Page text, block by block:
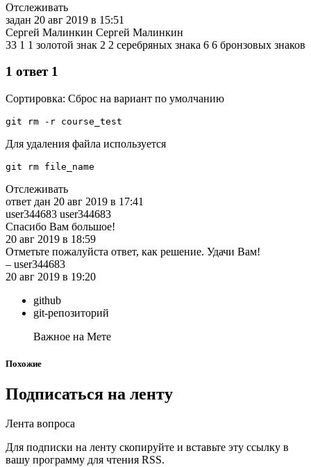
Отслеживать
задан 20 авг 2019 в 15:51
Сергей Малинкин Сергей Малинкин
33 1 1 золотой знак 2 2 серебряных знака 6 6 бронзовых знаков
1 ответ 1
Сортировка: Сброс на вариант по умолчанию
git rm -r course_test
Для удаления файла используется
git rm file_name
Отслеживать
ответ дан 20 авг 2019 в 17:41
user344683 user344683
Спасибо Вам большое!
20 авг 2019 в 18:59
Отметьте пожалуйста ответ, как решение. Удачи Вам!
– user344683
20 авг 2019 в 19:20
github
git-репозиторий
Важное на Мете
Похожие
Подписаться на ленту
Лента вопроса
Для подписки на ленту скопируйте и вставьте эту ссылку в
вашу программу для чтения RSS.